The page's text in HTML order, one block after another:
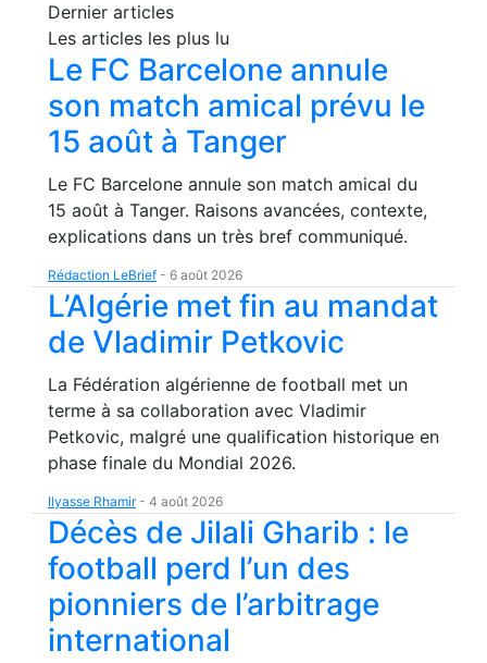
Dernier articles
Les articles les plus lu
Le FC Barcelone annule
son match amical prévu le
15 août à Tanger
Le FC Barcelone annule son match amical du
15 août à Tanger. Raisons avancées, contexte,
explications dans un très bref communiqué.
Rédaction LeBrief - 6 août 2026
L’Algérie met fin au mandat
de Vladimir Petkovic
La Fédération algérienne de football met un
terme à sa collaboration avec Vladimir
Petkovic, malgré une qualification historique en
phase finale du Mondial 2026.
Ilyasse Rhamir- 4 août 2026
Décès de Jilali Gharib : le
football perd l’un des
pionniers de l’arbitrage
international